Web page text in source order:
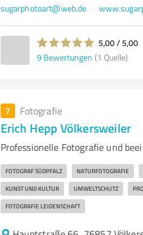
sugarphotoart@web.de
5,00 / 5,00
9 Bewertungen (1 Quelle)
7 Fotografie
Erich Hepp Völkersweiler
Professionelle Fotografie und
FOTOGRAF SÜDPFALZ NATURFOTOGRAFIE
KUNST UND KULTUR UMWELTSCHUTZ
FOTOGRAFIE LEIDENSCHAFT